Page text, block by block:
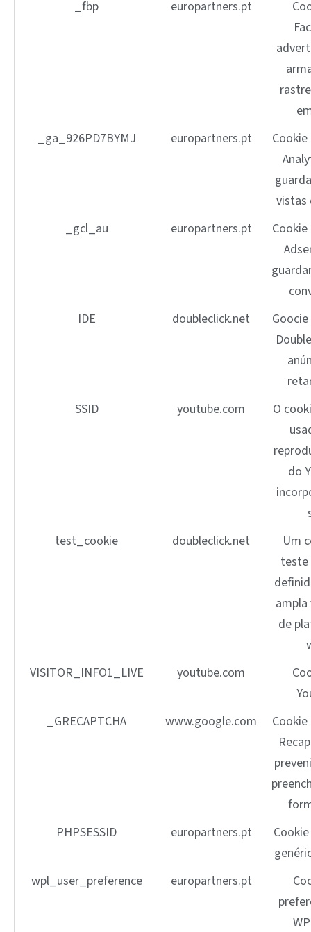
_fbp europartners.pt
_ga_926PD7BYMJ
europartners.pt
vistas
_gcl_au
europartners.pt
IDE
doubleclick.net
SSID
youtube.com
O
do
test_cookie
doubleclick.net
Um
teste
de
VISITOR_INFO1_LIVE
youtube.com
_GRECAPTCHA
www.google.com
PHPSESSID
europartners.pt
wpl_user_preference
europartners.pt